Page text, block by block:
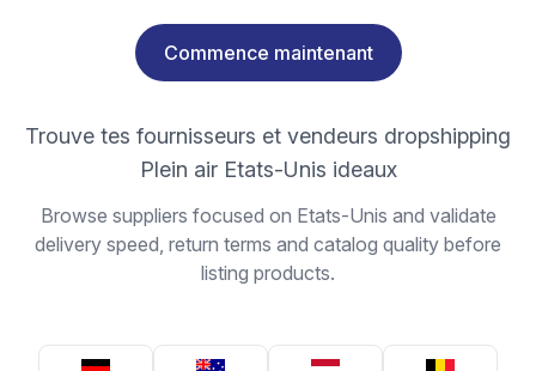
Commence maintenant
Trouve tes fournisseurs et vendeurs dropshipping
Plein air Etats-Unis ideaux
Browse suppliers focused on Etats-Unis and validate
delivery speed, return terms and catalog quality before
listing products.